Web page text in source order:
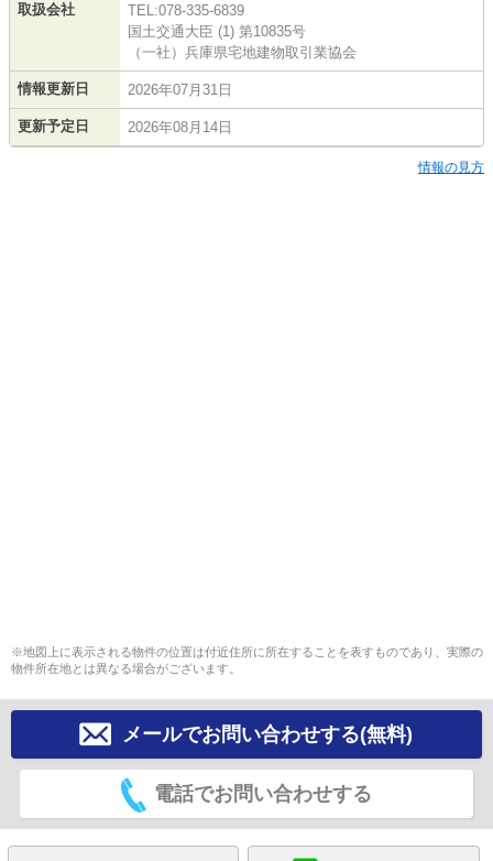
取扱会社
TEL:078-335-6839
国土交通大臣 (1) 第10835号
（一社）兵庫県宅地建物取引業協会
情報更新日 2026年07月31日
更新予定日 2026年08月14日
情報の見方
※地図上に表示される物件の位置は付近住所に所在することを表すものであり、実際の
物件所在地とは異なる場合がございます。
メールでお問い合わせする(無料)
電話でお問い合わせする